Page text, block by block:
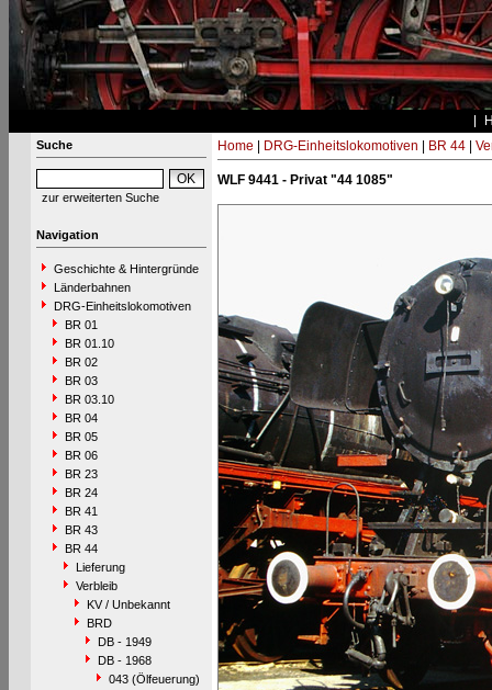
Suche
zur erweiterten Suche
Navigation
Geschichte & Hintergründe
Länderbahnen
DRG-Einheitslokomotiven
BR 01
BR 01.10
BR 02
BR 03
BR 03.10
BR 04
BR 05
BR 06
BR 23
BR 24
BR 41
BR 43
BR 44
Lieferung
Verbleib
KV / Unbekannt
BRD
DB - 1949
DB - 1968
043 (Ölfeuerung)
Home DRG-Einheitslokomotiven BR 44|
WLF 9441 - Privat "44 1085"